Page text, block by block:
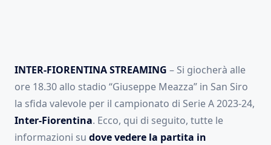
INTER-FIORENTINA STREAMING – Si giocherà alle
ore 18.30 allo stadio “Giuseppe Meazza” in San Siro
la sfida valevole per il campionato di Serie A 2023-24,
Inter-Fiorentina. Ecco, qui di seguito, tutte le
informazioni su dove vedere la partita in